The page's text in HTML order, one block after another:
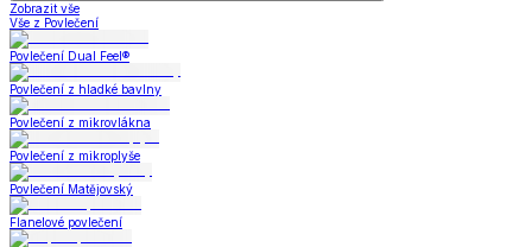
Zobrazit vše
Vše z Povlečení
Povlečení Dual Feel®
Povlečení z hladké bavlny
Povlečení z mikrovlákna
Povlečení z mikroplyše
Povlečení Matějovský
Flanelové povlečení